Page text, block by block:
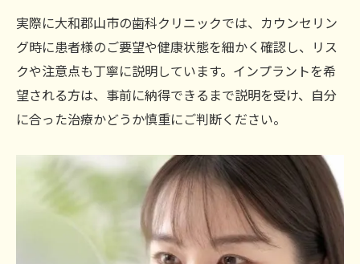
実際に大和郡山市の歯科クリニックでは、カウンセリン
グ時に患者様のご要望や健康状態を細かく確認し、リス
クや注意点も丁寧に説明しています。インプラントを希
望される方は、事前に納得できるまで説明を受け、自分
に合った治療かどうか慎重にご判断ください。